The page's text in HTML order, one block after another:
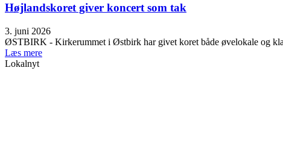
Højlandskoret giver koncert som tak
3. juni 2026
ØSTBIRK - Kirkerummet i Østbirk har givet koret både øvelokale og
Læs mere
Lokalnyt